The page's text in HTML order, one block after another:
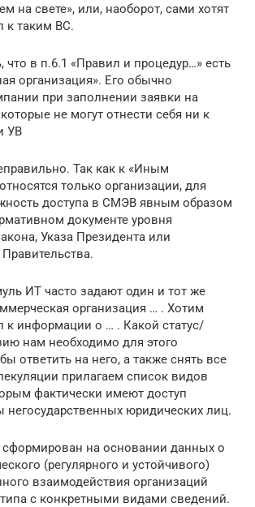
на свете», или, наоборот, сами хотят
к таким ВС.
что в п.6.1 «Правил и процедур…» есть
организация». Его обычно
при заполнении заявки на
не могут отнести себя ни к
УВ
Так как к «Иным
только организации, для
доступа в СМЭВ явным образом
документе уровня
Указа Президента или
ИТ часто задают один и тот же
организация … . Хотим
к информации о … . Какой статус/
нам необходимо для этого
ответить на него, а также снять все
прилагаем список видов
фактически имеют доступ
негосударственных юридических лиц.
на основании данных о
(регулярного и устойчивого)
взаимодействия организаций
с конкретными видами сведений.